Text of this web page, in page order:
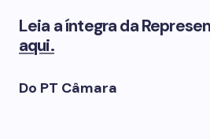
Leia a íntegra da
aqui.
Do PT Câmara